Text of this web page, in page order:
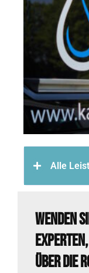
Alle
Wenden
über die